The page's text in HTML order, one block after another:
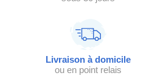
Livraison à domicile
ou en point relais